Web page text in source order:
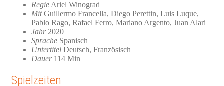
Regie Ariel Winograd
MitGuillermo Francella, Diego Perettin, Luis Luque,
Pablo Rago, Rafael Ferro, Mariano Argento, Juan Alari
Jahr2020
Sprache Spanisch
Untertitel Deutsch, Französisch
Dauer114 Min
Spielzeiten